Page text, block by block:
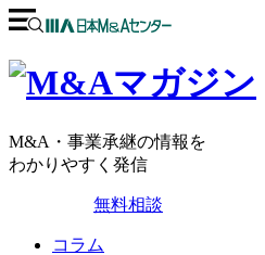
M&A・事業承継の情報を
わかりやすく発信
無料相談
コラム